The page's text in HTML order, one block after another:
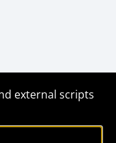
external scripts